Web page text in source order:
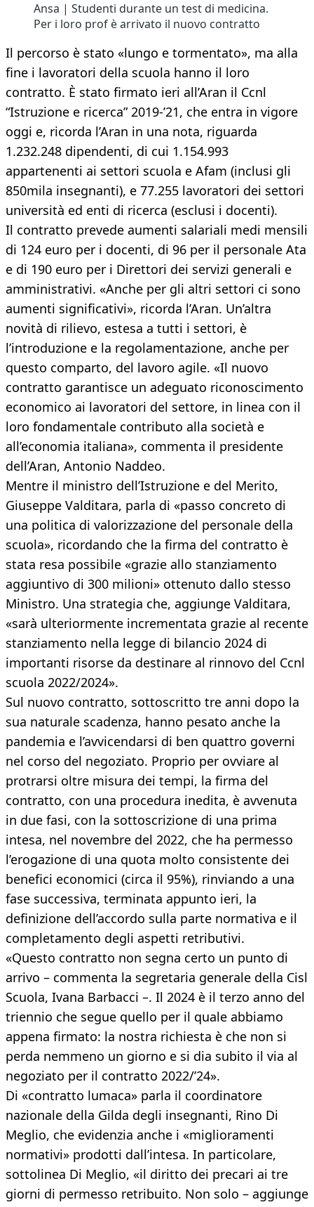
Ansa | Studenti durante un test di medicina.
Per i loro prof è arrivato il nuovo contratto
Il percorso è stato «lungo e tormentato», ma alla
fine i lavoratori della scuola hanno il loro
contratto. È stato firmato ieri all’Aran il Ccnl
“Istruzione e ricerca” 2019-’21, che entra in vigore
oggi e, ricorda l’Aran in una nota, riguarda
1.232.248 dipendenti, di cui 1.154.993
appartenenti ai settori scuola e Afam (inclusi gli
850mila insegnanti), e 77.255 lavoratori dei settori
università ed enti di ricerca (esclusi i docenti).
Il contratto prevede aumenti salariali medi mensili
di 124 euro per i docenti, di 96 per il personale Ata
e di 190 euro per i Direttori dei servizi generali e
amministrativi. «Anche per gli altri settori ci sono
aumenti significativi», ricorda l’Aran. Un’altra
novità di rilievo, estesa a tutti i settori, è
l’introduzione e la regolamentazione, anche per
questo comparto, del lavoro agile. «Il nuovo
contratto garantisce un adeguato riconoscimento
economico ai lavoratori del settore, in linea con il
loro fondamentale contributo alla società e
all’economia italiana», commenta il presidente
dell’Aran, Antonio Naddeo.
Mentre il ministro dell’Istruzione e del Merito,
Giuseppe Valditara, parla di «passo concreto di
una politica di valorizzazione del personale della
scuola», ricordando che la firma del contratto è
stata resa possibile «grazie allo stanziamento
aggiuntivo di 300 milioni» ottenuto dallo stesso
Ministro. Una strategia che, aggiunge Valditara,
«sarà ulteriormente incrementata grazie al recente
stanziamento nella legge di bilancio 2024 di
importanti risorse da destinare al rinnovo del Ccnl
scuola 2022/2024».
Sul nuovo contratto, sottoscritto tre anni dopo la
sua naturale scadenza, hanno pesato anche la
pandemia e l’avvicendarsi di ben quattro governi
nel corso del negoziato. Proprio per ovviare al
protrarsi oltre misura dei tempi, la firma del
contratto, con una procedura inedita, è avvenuta
in due fasi, con la sottoscrizione di una prima
intesa, nel novembre del 2022, che ha permesso
l’erogazione di una quota molto consistente dei
benefici economici (circa il 95%), rinviando a una
fase successiva, terminata appunto ieri, la
definizione dell’accordo sulla parte normativa e il
completamento degli aspetti retributivi.
«Questo contratto non segna certo un punto di
arrivo – commenta la segretaria generale della Cisl
Scuola, Ivana Barbacci –. Il 2024 è il terzo anno del
triennio che segue quello per il quale abbiamo
appena firmato: la nostra richiesta è che non si
perda nemmeno un giorno e si dia subito il via al
negoziato per il contratto 2022/’24».
Di «contratto lumaca» parla il coordinatore
nazionale della Gilda degli insegnanti, Rino Di
Meglio, che evidenzia anche i «miglioramenti
normativi» prodotti dall’intesa. In particolare,
sottolinea Di Meglio, «il diritto dei precari ai tre
giorni di permesso retribuito. Non solo – aggiunge